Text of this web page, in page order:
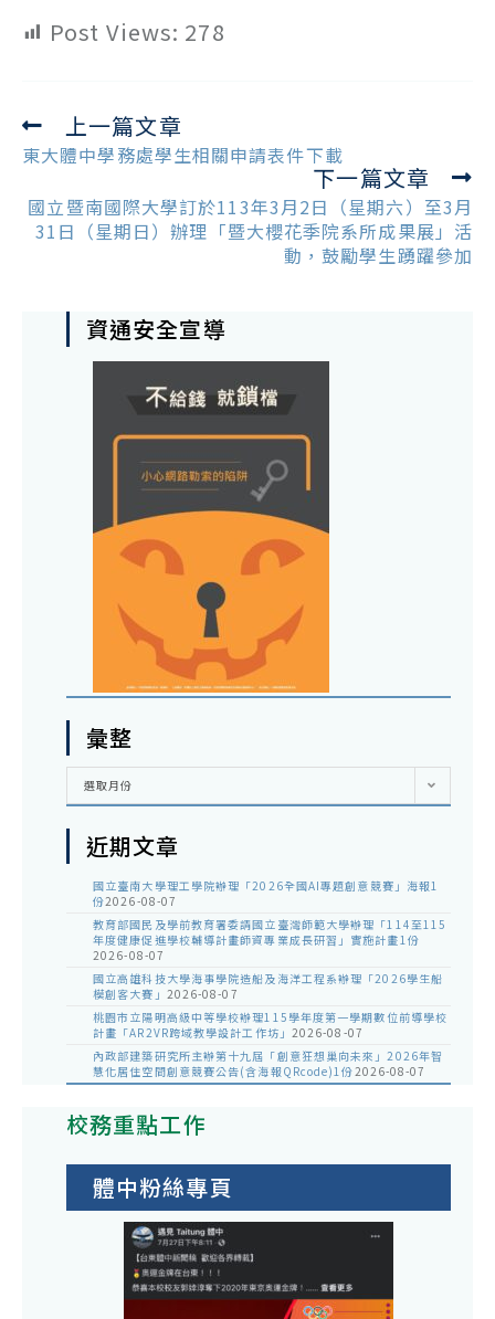
Post Views: 278
Read
more
上一篇文章
東大體中學務處學生相關申請表件下載
下一篇文章
國立暨南國際大學訂於113年3月2日（星期六）至3月
31日（星期日）辦理「暨大櫻花季院系所成果展」活
動，鼓勵學生踴躍參加
資通安全宣導
彙整
彙
選取月份
近期文章
國立臺南大學理工學院辦理「2026全國AI專題創意競賽」海報1
份2026-08-07
教育部國民及學前教育署委請國立臺灣師範大學辦理「114至115
年度健康促進學校輔導計畫師資專業成長研習」實施計畫1份
2026-08-07
國立高雄科技大學海事學院造船及海洋工程系辦理「2026學生船
模創客大賽」 2026-08-07
桃園市立陽明高級中等學校辦理115學年度第一學期數位前導學校
計畫「AR2VR跨域教學設計工作坊」 2026-08-07
內政部建築研究所主辦第十九屆「創意狂想巢向未來」2026年智
慧化居住空間創意競賽公告(含海報QRcode)1份2026-08-07
校務重點工作
體中粉絲專頁